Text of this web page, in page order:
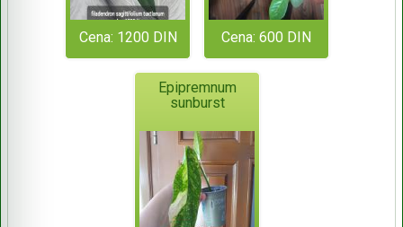
Cena: 1200 DIN Cena: 600 DIN
Epipremnum
sunburst